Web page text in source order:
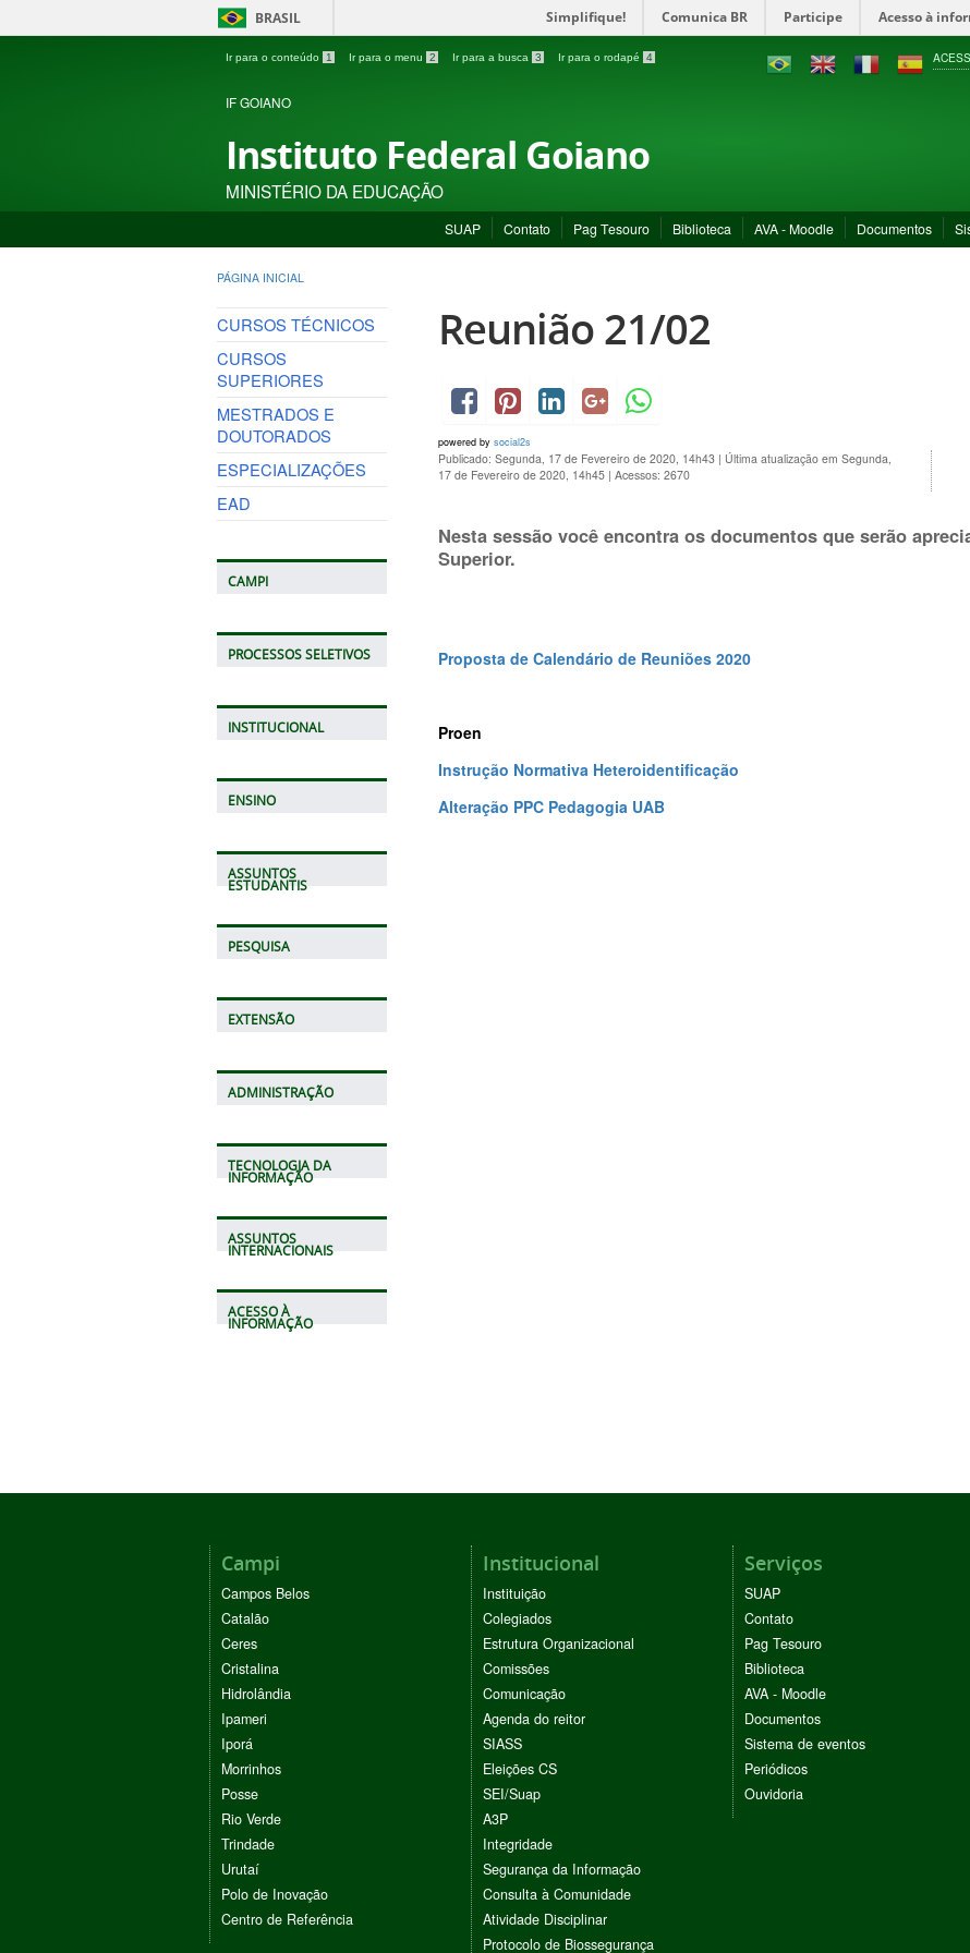
BRASIL Simplifique! Comunica BR Participe Acesso à
Ir para o conteúdo 1 Ir para o menu 2 Ir para a busca 3 Ir para o rodapé 4
IF GOIANO
Instituto Federal Goiano
MINISTÉRIO DA EDUCAÇÃO
SUAP Contato Pag Tesouro Biblioteca AVA - Moodle Documentos
PÁGINA INICIAL
CURSOS TÉCNICOS
CURSOS
SUPERIORES
MESTRADOS E
DOUTORADOS
ESPECIALIZAÇÕES
EAD
CAMPI
PROCESSOS SELETIVOS
INSTITUCIONAL
ENSINO
ASSUNTOS
ESTUDANTIS
PESQUISA
EXTENSÃO
ADMINISTRAÇÃO
TECNOLOGIA DA
INFORMAÇÃO
ASSUNTOS
INTERNACIONAIS
ACESSO À
INFORMAÇÃO
Reunião 21/02
powered by social2s
Publicado: Segunda, 17 de Fevereiro de 2020, 14h43 | Última atualização em Segunda,
17 de Fevereiro de 2020, 14h45 | Acessos: 2670
Nesta sessão você encontra os documentos que serão
Superior.
Proposta de Calendário de Reuniões 2020
Proen
Instrução Normativa Heteroidentificação
Alteração PPC Pedagogia UAB
Campi
Campos Belos
Catalão
Ceres
Cristalina
Hidrolândia
Ipameri
Iporá
Morrinhos
Posse
Rio Verde
Trindade
Urutaí
Polo de Inovação
Centro de Referência
Institucional
Instituição
Colegiados
Estrutura Organizacional
Comissões
Comunicação
Agenda do reitor
SIASS
Eleições CS
SEI/Suap
A3P
Integridade
Segurança da Informação
Consulta à Comunidade
Atividade Disciplinar
Protocolo de Biossegurança
Serviços
SUAP
Contato
Pag Tesouro
Biblioteca
AVA - Moodle
Documentos
Sistema de eventos
Periódicos
Ouvidoria